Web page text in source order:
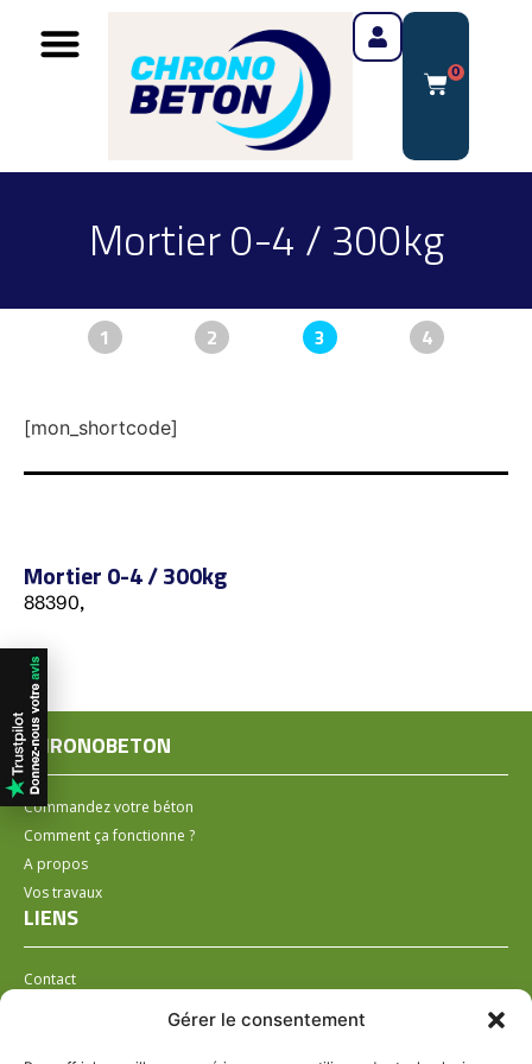
Gérer le consentement
0
Mortier 0-4 / 300kg
1 2 3 4
[mon_shortcode]
Mortier 0-4 / 300kg
88390,
CHRONOBETON
Commandez votre béton
Comment ça fonctionne ?
A propos
Vos travaux
LIENS
Contact